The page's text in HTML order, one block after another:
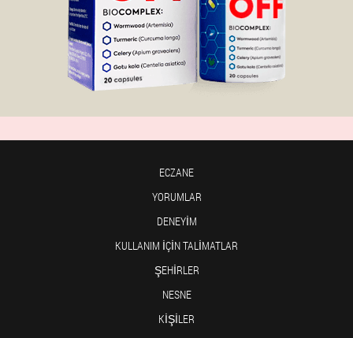
ECZANE
YORUMLAR
DENEYIM
KULLANIM IÇIN TALIMATLAR
ŞEHIRLER
NESNE
KIŞILER